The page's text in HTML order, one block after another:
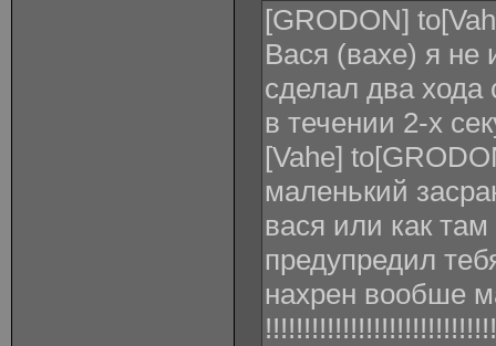
[GRODON]
Вася (вахе) я не
сделал два хода
в течении 2-х
[Vahe]
маленький
вася или как
предупредил
нахрен вообше